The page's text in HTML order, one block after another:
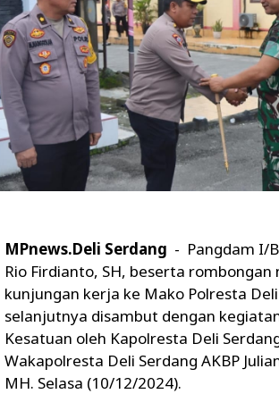
MPnews.Deli Serdang - Pangdam I/
Rio Firdianto, SH, beserta rombongan
kunjungan kerja ke Mako Polresta
selanjutnya disambut dengan
Kesatuan oleh Kapolresta Deli
Wakapolresta Deli Serdang AKBP
MH. Selasa (10/12/2024).